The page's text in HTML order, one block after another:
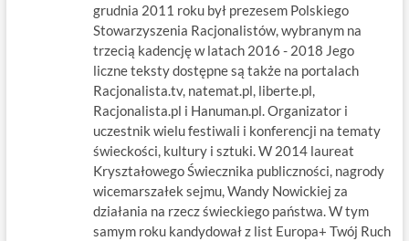
grudnia 2011 roku był prezesem Polskiego
Stowarzyszenia Racjonalistów, wybranym na
trzecią kadencję w latach 2016 - 2018 Jego
liczne teksty dostępne są także na portalach
Racjonalista.tv, natemat.pl, liberte.pl,
Racjonalista.pl i Hanuman.pl. Organizator i
uczestnik wielu festiwali i konferencji na tematy
świeckości, kultury i sztuki. W 2014 laureat
Kryształowego Świecznika publiczności, nagrody
wicemarszałek sejmu, Wandy Nowickiej za
działania na rzecz świeckiego państwa. W tym
samym roku kandydował z list Europa+ Twój Ruch